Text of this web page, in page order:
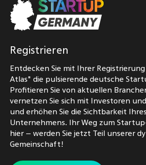
Registrieren
Entdecken Sie mit Ihrer
Atlas" die pulsierende deutsche
Profitieren Sie von aktuellen
vernetzen Sie sich mit Investoren
und erhöhen Sie die Sichtbarkeit
Unternehmens. Ihr Weg zum
hier – werden Sie jetzt Teil unserer
Gemeinschaft!